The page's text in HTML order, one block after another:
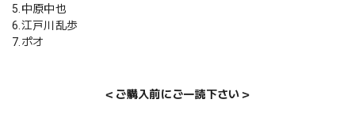
5.中原中也
6.江戸川乱歩
7.ポオ
＜ご購入前にご一読下さい＞